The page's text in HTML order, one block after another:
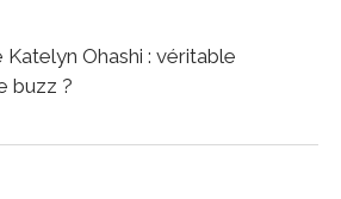
Ohashi : véritable
buzz ?